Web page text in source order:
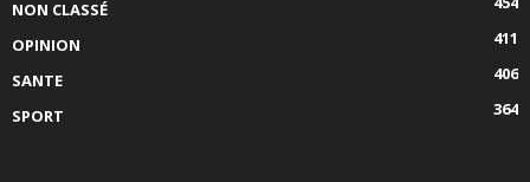
NON CLASSÉ
OPINION
411
SANTE
406
SPORT
364